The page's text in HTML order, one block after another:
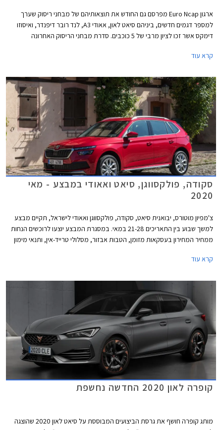
ארגון Euro Ncap מפרסם גם החודש את תוצאותיהם של מבחני ריסוק שערך
למספר דגמים חדשים, ביניהם סיאט לאון, אאודי A3, לנד רובר דיפנדר, ואיסוזו
דימקס אשר זכו לציון מרבי של 5 כוכבים. סדרת מבחני הריסוק האחרונה
דרישות הבטיחות העומדות בפני היצרנים.
קרא עוד
סקודה, פולקסווגן, סיאט ואאודי במבצע - מאי
2020
צ'מפיון מוטורס, יבואנית סיאט, סקודה, פולקסווגן ואאודי לישראל, תקיים מבצע
למשך שבוע בין התאריכים 21-28 במאי. במסגרת המבצע יוצעו לרוכשים הנחות
ממחיר המחירון בעסקאות מזומן, הטבות אבזור, מסלולי טרייד-אין, ותנאי מימון
קרא עוד
קופרה לאון 2020 החדשה נחשפת
מותג קופרה חושף את גרסת הביצועים המבוססת על סיאט לאון 2020 שהוצגה